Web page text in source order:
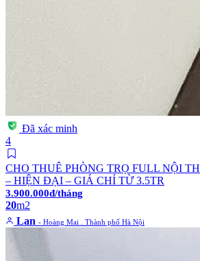
Đã xác minh
4
CHO THUÊ PHÒNG TRỌ FULL NỘI
– HIỆN ĐẠI – GIÁ CHỈ TỪ 3.5TR
3.900.000đ/tháng
20m2
Lan - Hoàng Mai . Thành phố Hà Nội